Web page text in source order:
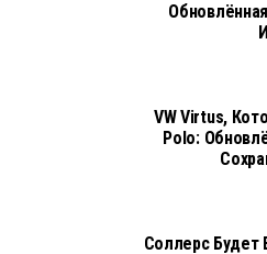
VW Virtus,
Polo:
Соллерс Будет